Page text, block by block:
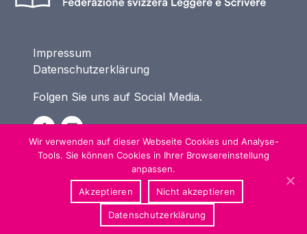
Impressum
Datenschutzerklärung
Folgen Sie uns auf Social Media.
Wir verwenden auf dieser Webseite Cookies und Analyse-
Tools. Sie können Cookies in Ihrer Browsereinstellung
anpassen.
Akzeptieren Nicht akzeptieren
Datenschutzerklärung